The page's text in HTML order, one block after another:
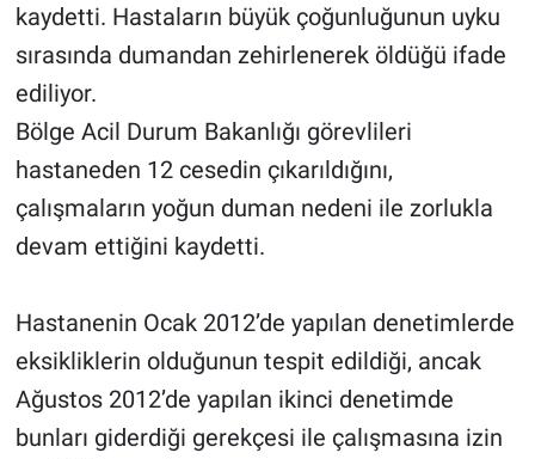
kaydetti. Hastaların büyük çoğunluğunun uyku
sırasında dumandan zehirlenerek öldüğü ifade
ediliyor.
Bölge Acil Durum Bakanlığı görevlileri
hastaneden 12 cesedin çıkarıldığını,
çalışmaların yoğun duman nedeni ile zorlukla
devam ettiğini kaydetti.
Hastanenin Ocak 2012’de yapılan denetimlerde
eksikliklerin olduğunun tespit edildiği, ancak
Ağustos 2012’de yapılan ikinci denetimde
bunları giderdiği gerekçesi ile çalışmasına izin